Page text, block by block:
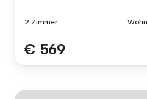
2 Zimmer
€ 569